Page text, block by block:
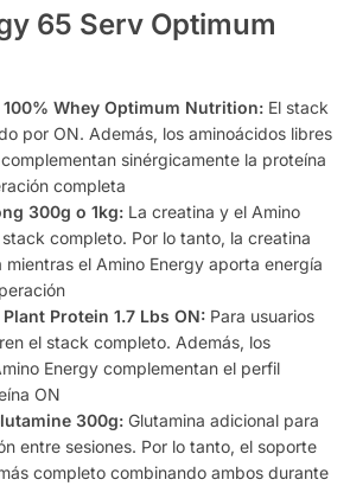
65 Serv Optimum
Whey Optimum Nutrition: El stack
por ON. Además, los aminoácidos libres
sinérgicamente la proteína
completa
300g o 1kg: La creatina y el Amino
completo. Por lo tanto, la creatina
el Amino Energy aporta energía
Protein 1.7 Lbs ON: Para usuarios
el stack completo. Además, los
Energy complementan el perfil
ON
300g: Glutamina adicional para
entre sesiones. Por lo tanto, el soporte
completo combinando ambos durante